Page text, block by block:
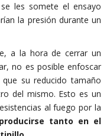
les somete el ensayo
la presión durante un
a la hora de cerrar un
no es posible enfoscar
su reducido tamaño
del mismo. Esto es un
al fuego por la
tanto en el